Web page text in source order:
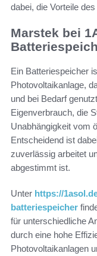
dabei, die Vorteile
Marstek bei
Ein Batteriespeicher
Photovoltaikanlage,
und bei Bedarf
Eigenverbrauch, die
Unabhängigkeit vom
Entscheidend ist
zuverlässig arbeitet
abgestimmt ist.
Unter https://
batteriespeicher
für unterschiedliche
durch eine hohe
Photovoltaikanlagen